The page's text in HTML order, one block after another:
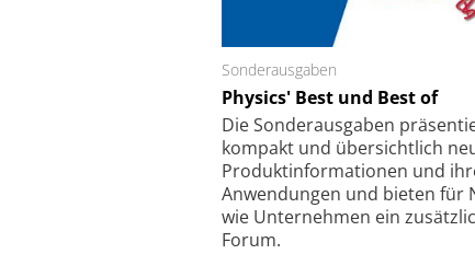
Sonderausgaben
Physics' Best und Best of
Die Sonder­ausgaben
kompakt und übersichtlich
Produkt­informationen und
Anwendungen und bieten für
wie Unternehmen ein
Forum.
Faserkoppler mit